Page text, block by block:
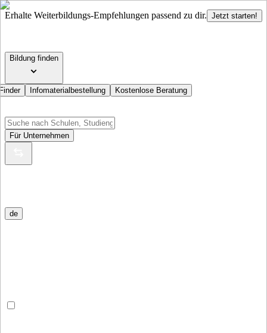
Erhalte Weiterbildungs-Empfehlungen passend zu dir. Jetzt starten!
Bildung finden
Infomaterialbestellung Kostenlose Beratung
Für Unternehmen
de